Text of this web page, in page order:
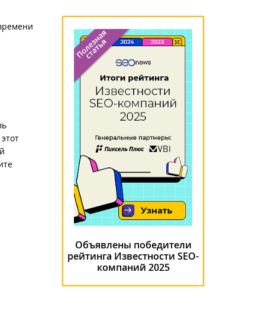
Объявлены победители
рейтинга Известности SEO-
компаний 2025